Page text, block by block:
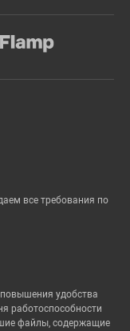
все требования по
удобства
работоспособности
файлы, содержащие